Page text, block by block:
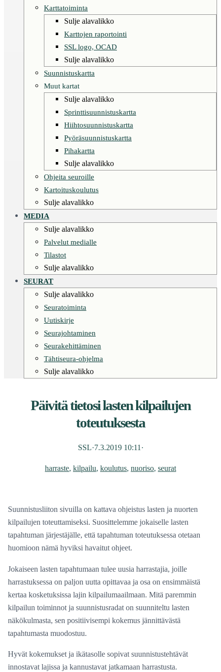
Karttatoiminta
Sulje alavalikko
Karttojen raportointi
SSL logo, OCAD
Sulje alavalikko
Suunnistuskartta
Muut kartat
Sulje alavalikko
Sprinttisuunnistuskartta
Hiihtosuunnistuskartta
Pyöräsuunnistuskartta
Pihakartta
Sulje alavalikko
Ohjeita seuroille
Kartoituskoulutus
Sulje alavalikko
MEDIA
Sulje alavalikko
Palvelut medialle
Tilastot
Sulje alavalikko
SEURAT
Sulje alavalikko
Seuratoiminta
Uutiskirje
Seurajohtaminen
Seurakehittäminen
Tähtiseura-ohjelma
Sulje alavalikko
Päivitä tietosi lasten kilpailujen
toteutuksesta
SSL·7.3.2019 10:11·
harraste, kilpailu, koulutus, nuoriso, seurat
Suunnistusliiton sivuilla on kattava ohjeistus lasten ja nuorten
kilpailujen toteuttamiseksi. Suosittelemme jokaiselle lasten
tapahtuman järjestäjälle, että tapahtuman toteutuksessa otetaan
huomioon nämä hyviksi havaitut ohjeet.
Jokaiseen lasten tapahtumaan tulee uusia harrastajia, joille
harrastuksessa on paljon uutta opittavaa ja osa on ensimmäistä
kertaa kosketuksissa lajin kilpailumaailmaan. Mitä paremmin
kilpailun toiminnot ja suunnistusradat on suunniteltu lasten
näkökulmasta, sen positiivisempi kokemus jännittävästä
tapahtumasta muodostuu.
Hyvät kokemukset ja ikätasolle sopivat suunnistustehtävät
innostavat lajissa ja kannustavat jatkamaan harrastusta.